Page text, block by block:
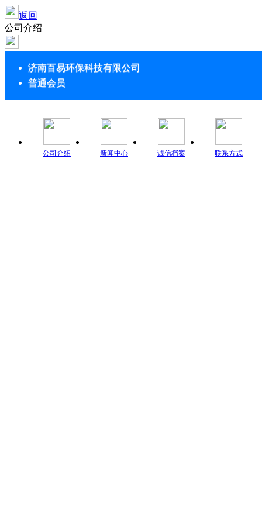
返回
公司介绍
济南百易环保科技有限公司
普通会员
公司介绍 新闻中心 诚信档案 联系方式